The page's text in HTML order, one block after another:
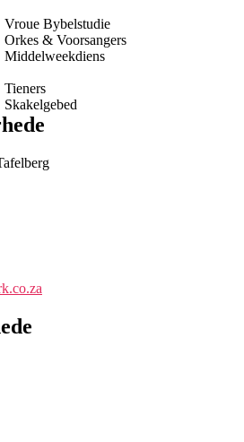
Vroue Bybelstudie
Orkes & Voorsangers
Middelweekdiens
Tieners
Skakelgebed